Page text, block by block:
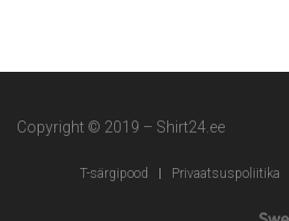
Copyright © 2019 – Shirt24.ee
T-särgipood Privaatsuspoliitika